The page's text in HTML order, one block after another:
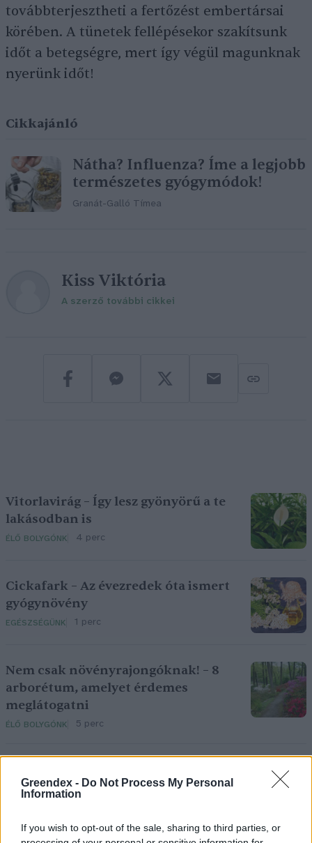
Greendex - Do Not Process My Personal
Information
If you wish to opt-out of the sale, sharing to third parties, or
továbbterjesztheti a fertőzést embertársai
körében. A tünetek fellépésekor szakítsunk
időt a betegségre, mert így végül magunknak
nyerünk időt!
Cikkajánló
Nátha? Influenza? Íme a legjobb
természetes gyógymódok!
Granát-Galló Tímea
Kiss Viktória
A szerző további cikkei
Vitorlavirág – Így lesz gyönyörű a te
lakásodban is
ÉLŐ BOLYGÓNK 4 perc
Cickafark – Az évezredek óta ismert
gyógynövény
EGÉSZSÉGÜNK 1 perc
Nem csak növényrajongóknak! – 8
arborétum, amelyet érdemes
meglátogatni
ÉLŐ BOLYGÓNK 5 perc